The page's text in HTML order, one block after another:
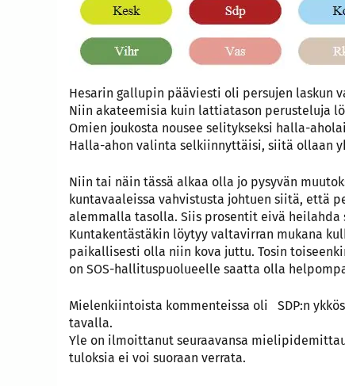
Hesarin gallupin pääviesti oli persujen laskun
Niin akateemisia kuin lattiatason perusteluja
Omien joukosta nousee selitykseksi halla-
Halla-ahon valinta selkiinnyttäisi, siitä ollaan
Niin tai näin tässä alkaa olla jo pysyvän
kuntavaaleissa vahvistusta johtuen siitä, että
alemmalla tasolla. Siis prosentit eivä
Kuntakentästäkin löytyy valtavirran mukana
paikallisesti olla niin kova juttu. Tosin
on SOS-hallituspuolueelle saatta olla
Mielenkiintoista kommenteissa oli SDP:n
tavalla.
Yle on ilmoittanut seuraavansa
tuloksia ei voi suoraan verrata.